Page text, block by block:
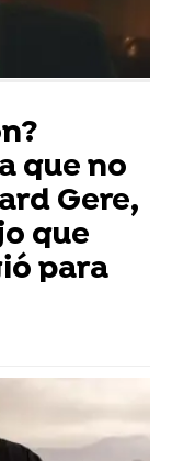
que no
Gere,
que
para